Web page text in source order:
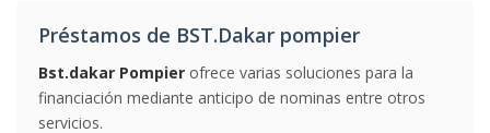
Préstamos de BST.Dakar pompier
Bst.dakar Pompier ofrece varias soluciones para la
financiación mediante anticipo de nominas entre otros
servicios.